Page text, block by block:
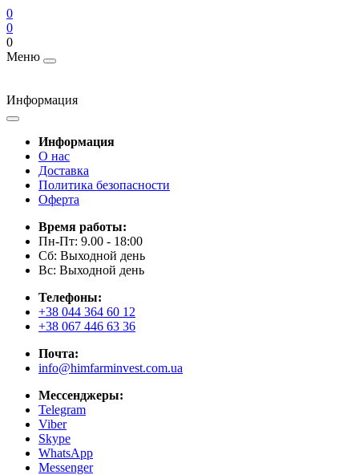
0
0
0
Меню
Информация
Информация
О нас
Доставка
Политика безопасности
Оферта
Время работы:
Пн-Пт: 9.00 - 18:00
Сб: Выходной день
Вс: Выходной день
Телефоны:
+38 044 364 60 12
+38 067 446 63 36
Почта:
info@himfarminvest.com.ua
Мессенджеры:
Telegram
Viber
Skype
WhatsApp
Messenger